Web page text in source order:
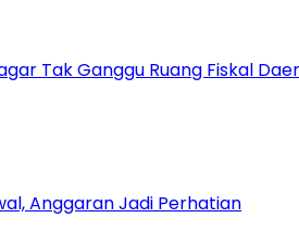
Tak Ganggu Ruang Fiskal
Anggaran Jadi Perhatian